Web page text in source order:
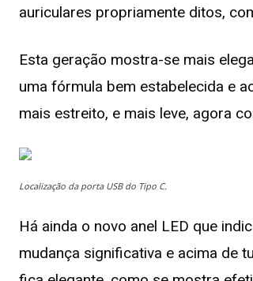
auriculares propriamente ditos,
Esta geração mostra-se mais
uma fórmula bem estabelecida e
mais estreito, e mais leve, agora
Localização da porta USB do Tipo C.
Há ainda o novo anel LED que
mudança significativa e acima de